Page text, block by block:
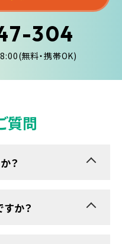
304
無料・携帯OK)
質問
？
か？